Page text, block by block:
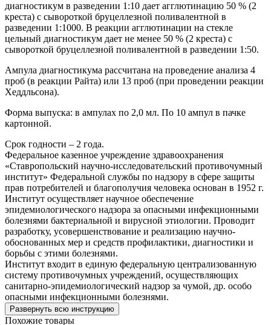
диагностикум в разведении 1:10 дает агглютинацию 50 % (2
креста) с сывороткой бруцеллезной поливалентной в
разведении 1:1000. В реакции агглютинации на стекле
цельный диагностикум дает не менее 50 % (2 креста) с
сывороткой бруцеллезной поливалентной в разведении 1:50.
Ампула диагностикума рассчитана на проведение анализа 4
проб (в реакции Райта) или 13 проб (при проведении реакции
Хеддльсона).
Форма выпуска: в ампулах по 2,0 мл. По 10 ампул в пачке
картонной.
Срок годности – 2 года.
Федеральное казенное учреждение здравоохранения
«Ставропольский научно-исследовательский противочумный
институт» Федеральной службы по надзору в сфере защиты
прав потребителей и благополучия человека основан в 1952 г.
Институт осуществляет научное обеспечение
эпидемиологического надзора за опасными инфекционными
болезнями бактериальной и вирусной этиологии. Проводит
разработку, усовершенствование и реализацию научно-
обоснованных мер и средств профилактики, диагностики и
борьбы с этими болезнями.
Институт входит в единую федеральную централизованную
систему противочумных учреждений, осуществляющих
санитарно-эпидемиологический надзор за чумой, др. особо
опасными инфекционными болезнями.
Развернуть всю инструкцию
Похожие товары